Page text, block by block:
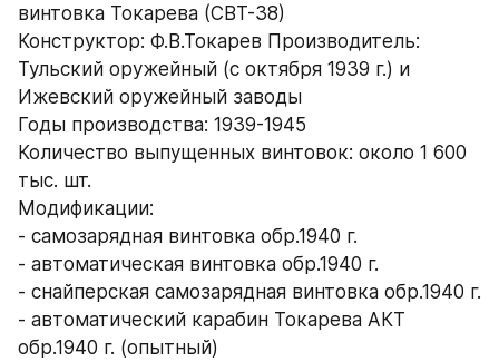
винтовка Токарева (СВТ-38)
Конструктор: Ф.В.Токарев Производитель:
Тульский оружейный (с октября 1939 г.) и
Ижевский оружейный заводы
Годы производства: 1939-1945
Количество выпущенных винтовок: около 1 600
тыс. шт.
Модификации:
- самозарядная винтовка обр.1940 г.
- автоматическая винтовка обр.1940 г.
- снайперская самозарядная винтовка обр.1940 г.
- автоматический карабин Токарева АКТ
обр.1940 г. (опытный)